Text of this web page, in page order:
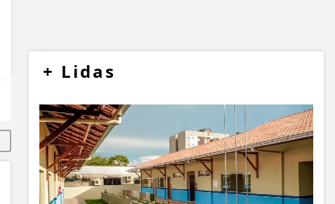
+ Lidas